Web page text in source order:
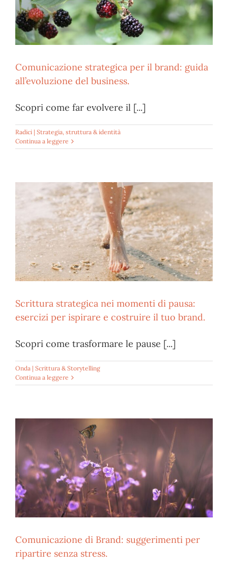
Comunicazione strategica per il brand: guida
all’evoluzione del business.
Scopri come far evolvere il [...]
Radici | Strategia, struttura & identità
Continua a leggere
Scrittura strategica nei momenti di pausa:
esercizi per ispirare e costruire il tuo brand.
Scopri come trasformare le pause [...]
Onda | Scrittura & Storytelling
Continua a leggere
Comunicazione di Brand: suggerimenti per
ripartire senza stress.